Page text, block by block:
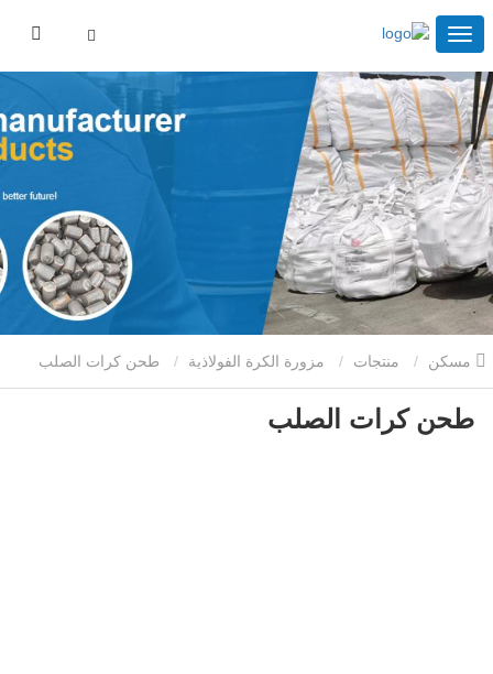
منتجات مزورة الكرة الفولاذية
طحن كرات الصلب